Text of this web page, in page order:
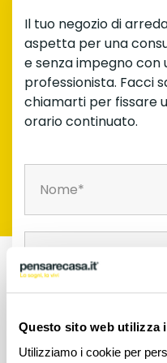
Questo sito web utilizza
Utilizziamo i cookie per
Il tuo negozio di
aspetta per una
e senza impegno con
professionista. Facci
chiamarti per fissare
orario continuato.